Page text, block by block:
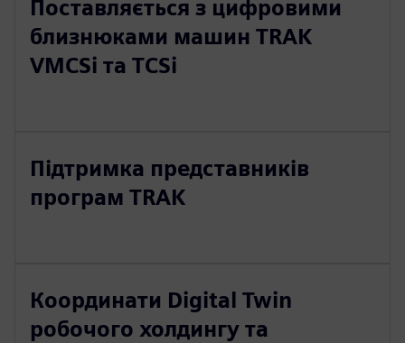
Поставляється з цифровими
близнюками машин TRAK
VMCSi та TCSi
Підтримка представників
програм TRAK
Координати Digital Twin
робочого холдингу та